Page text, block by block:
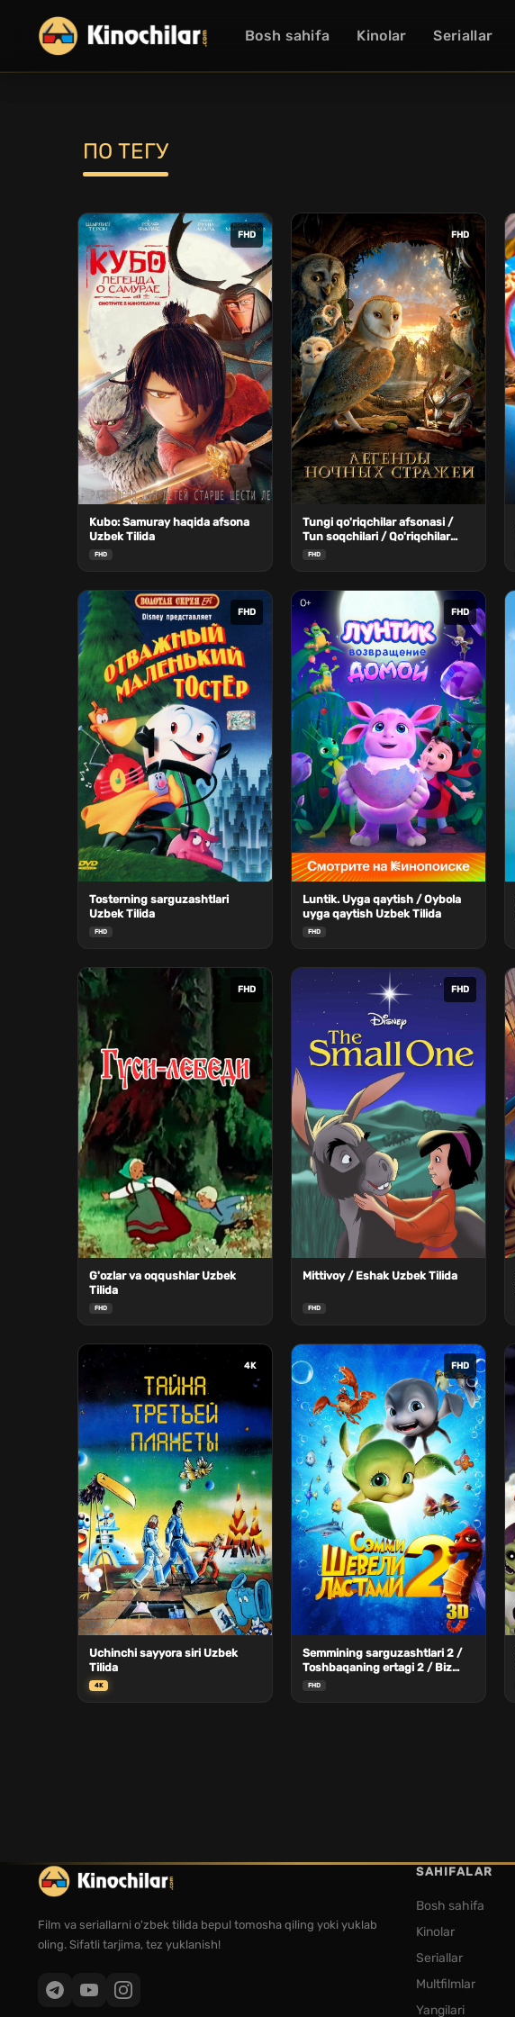
Bosh sahifa Kinolar Seriallar
ПО ТЕГУ
FHD
Kubo: Samuray haqida afsona
Uzbek Tilida
FHD
FHD
Tungi qo'riqchilar afsonasi /
Tun soqchilari / Qo'riqchilar
afsonasi: Ga'hoole boyqushlari
FHD
FHD
Tosterning sarguzashtlari
Uzbek Tilida
FHD
FHD
Luntik. Uyga qaytish / Oybola
uyga qaytish Uzbek Tilida
FHD
FHD
G'ozlar va oqqushlar Uzbek
Tilida
FHD
FHD
Mittivoy / Eshak Uzbek Tilida
FHD
4K
Uchinchi sayyora siri Uzbek
Tilida
4K
FHD
Semmining sarguzashtlari 2 /
Toshbaqaning ertagi 2 / Biz
qanotlarni silkitdik 2 Uzbek
FHD
Film va seriallarni o'zbek tilida bepul tomosha qiling yoki yuklab
oling. Sifatli tarjima, tez yuklanish!
SAHIFALAR
Bosh sahifa
Kinolar
Seriallar
Multfilmlar
Yangilari